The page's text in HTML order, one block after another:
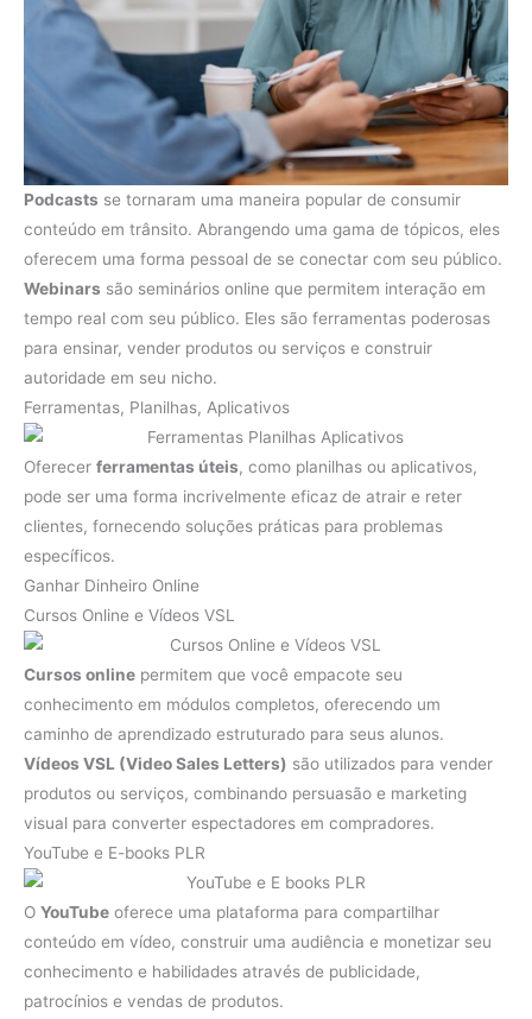
Podcasts se tornaram uma maneira popular de consumir
conteúdo em trânsito. Abrangendo uma gama de tópicos, eles
oferecem uma forma pessoal de se conectar com seu público.
Webinars são seminários online que permitem interação em
tempo real com seu público. Eles são ferramentas poderosas
para ensinar, vender produtos ou serviços e construir
autoridade em seu nicho.
Ferramentas, Planilhas, Aplicativos
Oferecer ferramentas úteis, como planilhas ou aplicativos,
pode ser uma forma incrivelmente eficaz de atrair e reter
clientes, fornecendo soluções práticas para problemas
específicos.
Ganhar Dinheiro Online
Cursos Online e Vídeos VSL
Cursos online permitem que você empacote seu
conhecimento em módulos completos, oferecendo um
caminho de aprendizado estruturado para seus alunos.
Vídeos VSL (Video Sales Letters) são utilizados para vender
produtos ou serviços, combinando persuasão e marketing
visual para converter espectadores em compradores.
YouTube e E-books PLR
O YouTube oferece uma plataforma para compartilhar
conteúdo em vídeo, construir uma audiência e monetizar seu
conhecimento e habilidades através de publicidade,
patrocínios e vendas de produtos.